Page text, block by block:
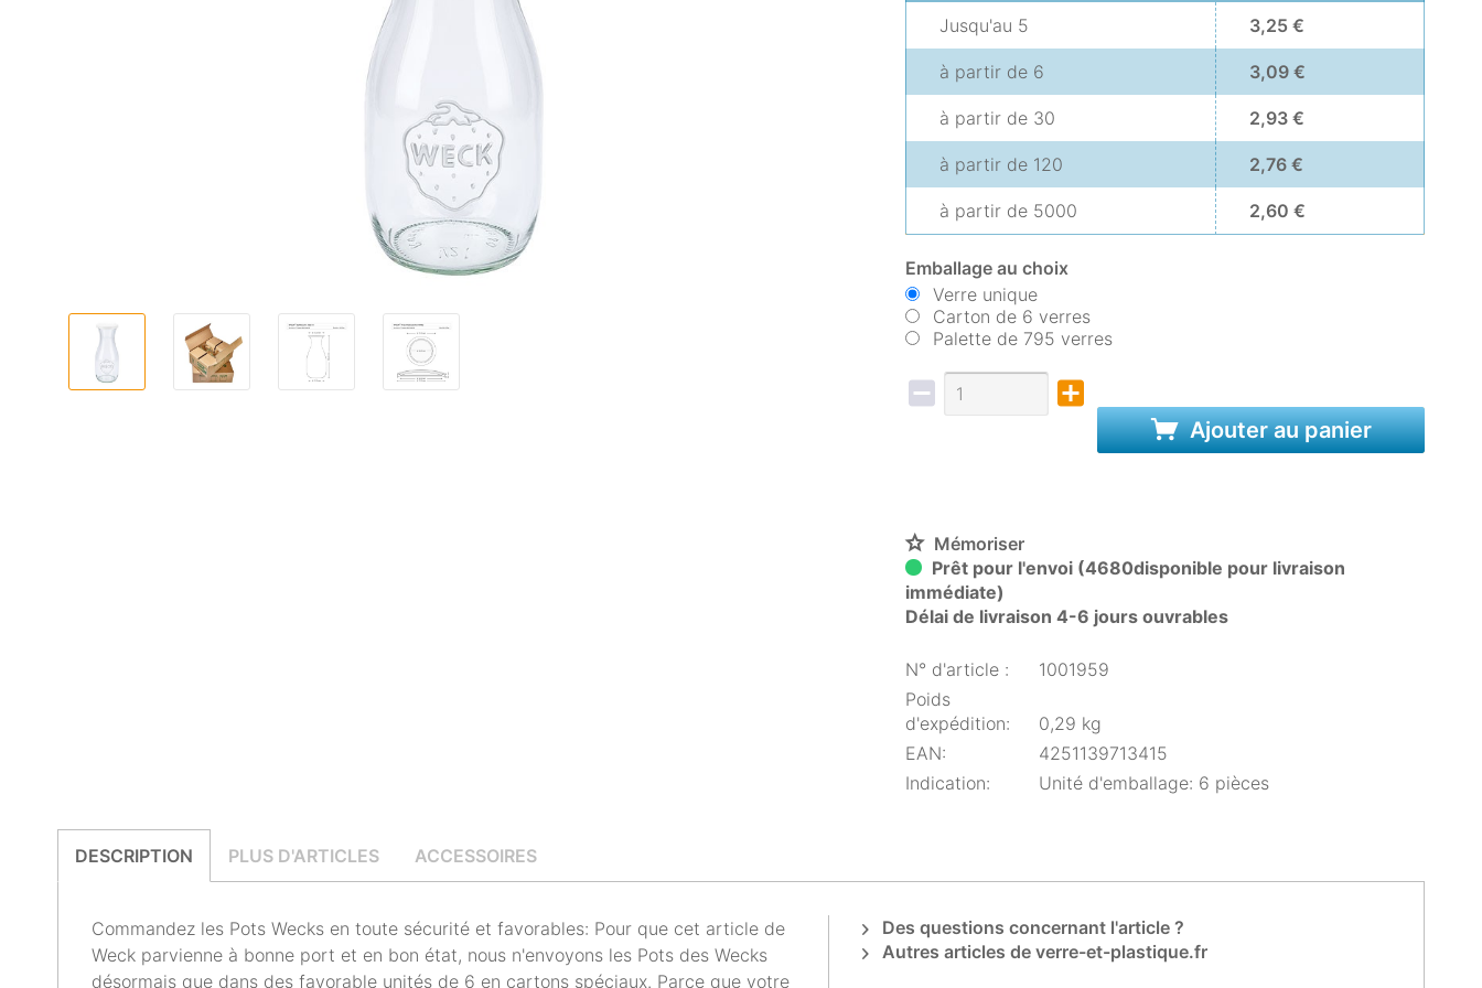
Jusqu'au 5 3,25 €
à partir de 6 3,09 €
à partir de 30 2,93 €
à partir de 120 2,76 €
à partir de 5000 2,60 €
Emballage au choix
Verre unique
Carton de 6 verres
Palette de 795 verres
Ajouter au panier
Mémoriser
Prêt pour l'envoi (4680disponible pour livraison
immédiate)
Délai de livraison 4-6 jours ouvrables
N° d'article :
1001959
Poids
d'expédition:
0,29 kg
EAN:
4251139713415
Indication:
Unité d'emballage: 6 pièces
DESCRIPTION PLUS D'ARTICLES ACCESSOIRES
Commandez les Pots Wecks en toute sécurité et favorables: Pour que cet article de
Weck parvienne à bonne port et en bon état, nous n'envoyons les Pots des Wecks
désormais que dans des favorable unités de 6 en cartons spéciaux. Parce que votre
Des questions concernant l'article ?
Autres articles de verre-et-plastique.fr